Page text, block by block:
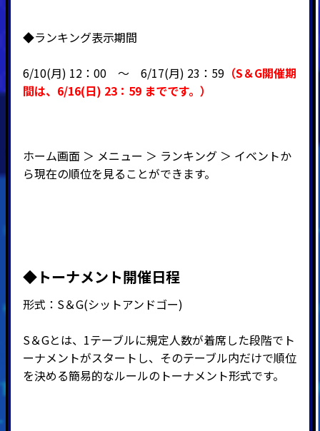
◆ランキング表示期間
6/10(月) 12：00 ～ 6/17(月) 23：59（S＆G開催期
間は、6/16(日) 23：59 までです。）
ホーム画面 ＞ メニュー ＞ ランキング ＞ イベントか
ら現在の順位を見ることができます。
◆トーナメント開催日程
形式： S＆G(シットアンドゴー)
S＆Gとは、1テーブルに規定人数が着席した段階でト
ーナメントがスタートし、そのテーブル内だけで順位
を決める簡易的なルールのトーナメント形式です。